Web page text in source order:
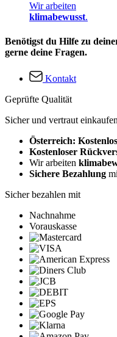
Wir arbeiten
klimabewusst.
Benötigst du Hilfe zu
gerne deine Fragen.
Kontakt
Geprüfte Qualität
Sicher und vertraut einkaufen
Österreich:
Kostenloser
Wir arbeiten
Sichere Bezahlung
Sicher bezahlen mit
Nachnahme
Vorauskasse